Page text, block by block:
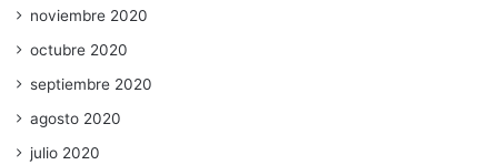
noviembre 2020
octubre 2020
septiembre 2020
agosto 2020
julio 2020